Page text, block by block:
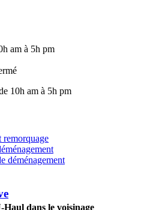
am à 5h pm
10h am à 5h pm
remorquage
déménagement
Haul dans le voisinage